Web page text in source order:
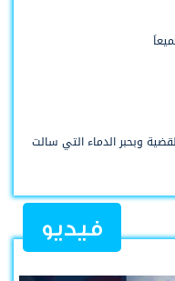
وبحبر الدماء التي سالت
فيديو